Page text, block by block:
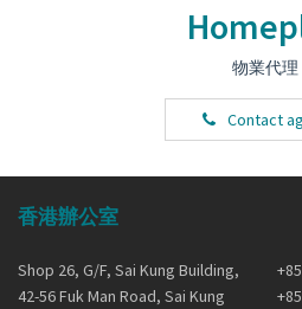
物業代理
Contact
香港辦公室
Shop 26, G/F, Sai Kung Building,
42-56 Fuk Man Road, Sai Kung